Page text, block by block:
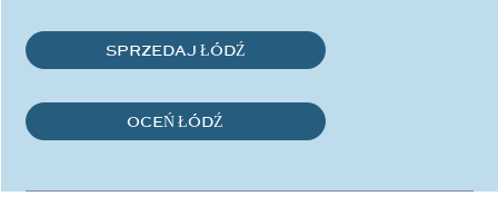
SPRZEDAJ ŁÓDŹ
OCEŃ ŁÓDŹ